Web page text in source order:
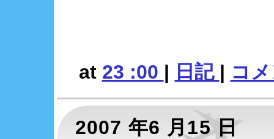
at 23 :00 | 日記 | コ
2007 年6 月15 日